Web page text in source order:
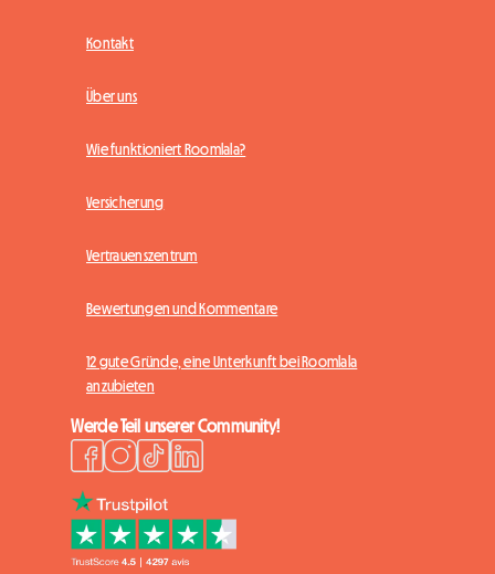
Kontakt
Über uns
Wie funktioniert Roomlala?
Versicherung
Vertrauenszentrum
Bewertungen und Kommentare
12 gute Gründe, eine Unterkunft bei Roomlala
anzubieten
Werde Teil unserer Community!